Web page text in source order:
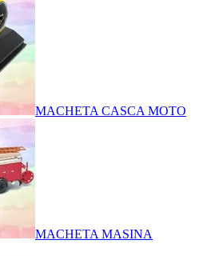
MACHETA CASCA MOTO
MACHETA MASINA